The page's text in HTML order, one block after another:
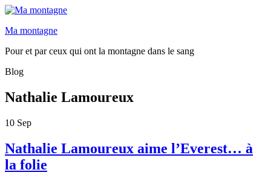
Ma montagne
Pour et par ceux qui ont la montagne dans le sang
Blog
Nathalie Lamoureux
10 Sep
Nathalie Lamoureux aime l’Everest… à
la folie